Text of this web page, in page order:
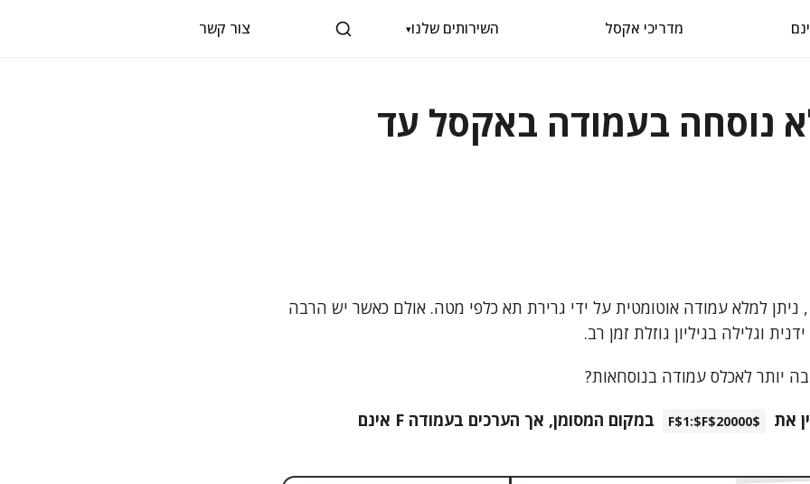
מדריכי אקסל השירותים שלנו▾ צור קשר
נוסחה בעמודה באקסל עד
בדרך כלל, ב-Excel, ניתן למלא עמודה אוטומטית על ידי גרירת תא כלפי מטה. אולם כאשר יש הרבה
וגלילה בגיליון גוזלת זמן רב.
יותר לאכלס עמודה בנוסחאות?
את
$F$1:$F$20000
במקום המסומן, אך הערכים בעמודה F אינם